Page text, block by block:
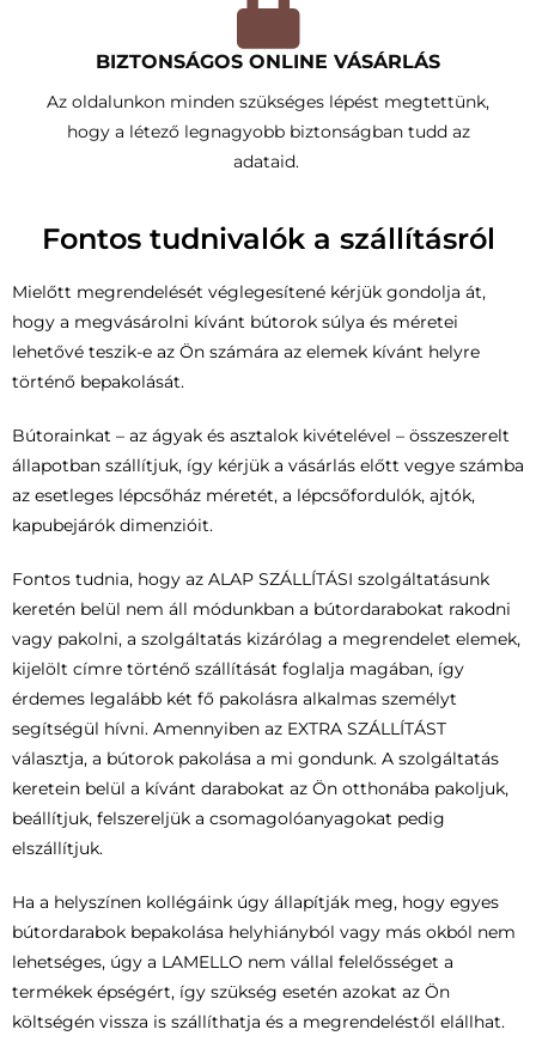
BIZTONSÁGOS ONLINE VÁSÁRLÁS
Az oldalunkon minden szükséges lépést megtettünk,
hogy a létező legnagyobb biztonságban tudd az
adataid.
Fontos tudnivalók a szállításról
Mielőtt megrendelését véglegesítené kérjük gondolja át,
hogy a megvásárolni kívánt bútorok súlya és méretei
lehetővé teszik-e az Ön számára az elemek kívánt helyre
történő bepakolását.
Bútorainkat – az ágyak és asztalok kivételével – összeszerelt
állapotban szállítjuk, így kérjük a vásárlás előtt vegye számba
az esetleges lépcsőház méretét, a lépcsőfordulók, ajtók,
kapubejárók dimenzióit.
Fontos tudnia, hogy az ALAP SZÁLLÍTÁSI szolgáltatásunk
keretén belül nem áll módunkban a bútordarabokat rakodni
vagy pakolni, a szolgáltatás kizárólag a megrendelet elemek,
kijelölt címre történő szállítását foglalja magában, így
érdemes legalább két fő pakolásra alkalmas személyt
segítségül hívni. Amennyiben az EXTRA SZÁLLÍTÁST
választja, a bútorok pakolása a mi gondunk. A szolgáltatás
keretein belül a kívánt darabokat az Ön otthonába pakoljuk,
beállítjuk, felszereljük a csomagolóanyagokat pedig
elszállítjuk.
Ha a helyszínen kollégáink úgy állapítják meg, hogy egyes
bútordarabok bepakolása helyhiányból vagy más okból nem
lehetséges, úgy a LAMELLO nem vállal felelősséget a
termékek épségért, így szükség esetén azokat az Ön
költségén vissza is szállíthatja és a megrendeléstől elállhat.